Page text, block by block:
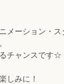
メーション・
チャンスです☆
しみに！